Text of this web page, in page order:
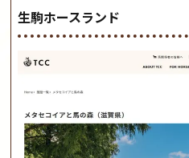
生駒ホースランド